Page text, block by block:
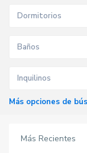
Dormitorios
Baños
Inquilinos
Más opciones de
Más Recientes